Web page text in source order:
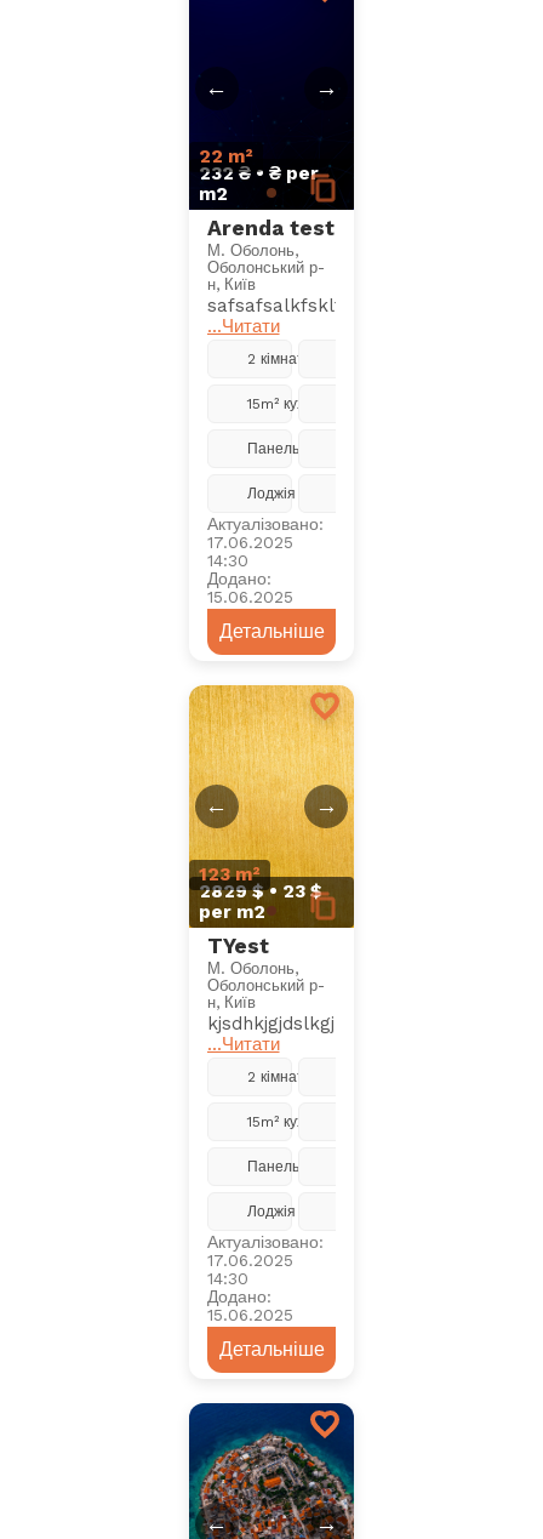
← →
232 ₴ • ₴ per
m2
22 m²
Arenda test
М. Оболонь,
Оболонський р-
н, Київ
...Читати
2 кімнати
15m² кухня
Панельний
Лоджія
Актуалізовано:
17.06.2025
14:30
Додано:
15.06.2025
Детальніше
← →
2829 $ • 23 $
per m2
123 m²
TYest
М. Оболонь,
Оболонський р-
н, Київ
...Читати
2 кімнати
15m² кухня
Панельний
Лоджія
Актуалізовано:
17.06.2025
14:30
Додано:
15.06.2025
Детальніше
← →